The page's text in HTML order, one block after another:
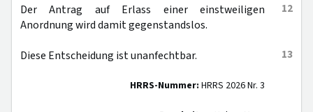
12
Der Antrag auf Erlass einer einstweiligen
Anordnung wird damit gegenstandslos.
13
Diese Entscheidung ist unanfechtbar.
HRRS-Nummer: HRRS 2026 Nr. 3